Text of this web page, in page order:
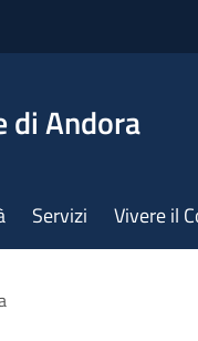
di Andora
Servizi Vivere il